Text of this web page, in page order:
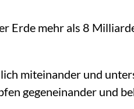
Erde mehr als 8
miteinander und
gegeneinander und